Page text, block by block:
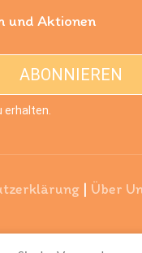
und Aktionen
ABONNIEREN
erhalten.
| Über